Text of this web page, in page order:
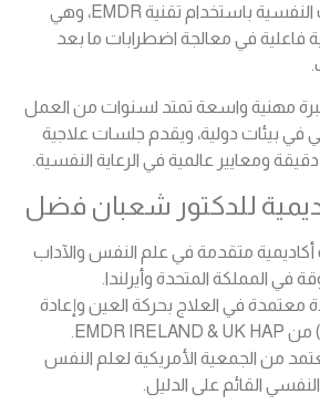
النفسي وعلاج الصدمات النفسية باستخدام تقنية EMDR، وهي
فاعلية في معالجة اضطرابات ما بعد
مهنية واسعة تمتد لسنوات من العمل
في بيئات دولية، ويقدم جلسات علاجية
ومعايير عالمية في الرعاية النفسية.
للدكتور شعبان فضل
متقدمة في علم النفس والآداب
المملكة المتحدة وأيرلندا.
في العلاج بحركة العين وإعادة
من الجمعية الأمريكية لعلم النفس